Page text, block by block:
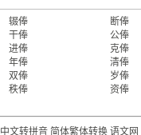
辍俸
断俸
干俸
公俸
进俸
克俸
年俸
清俸
双俸
岁俸
秩俸 资俸
中文转拼音 简体繁体转换 语文网